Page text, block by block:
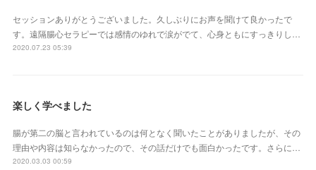
セッションありがとうございました。久しぶりにお声を聞けて良かったで
す。遠隔腸心セラピーでは感情のゆれで涙がでて、心身ともにすっきりし…
2020.07.23 05:39
楽しく学べました
腸が第二の脳と言われているのは何となく聞いたことがありましたが、その
理由や内容は知らなかったので、その話だけでも面白かったです。さらに…
2020.03.03 00:59